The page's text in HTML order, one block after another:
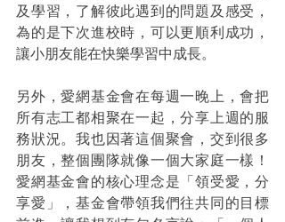
及學習，了解彼此遇到的問題及感受，
為的是下次進校時，可以更順利成功，
讓小朋友能在快樂學習中成長。
另外，愛網基金會在每週一晚上，會把
所有志工都相聚在一起，分享上週的服
務狀況。我也因著這個聚會，交到很多
朋友，整個團隊就像一個大家庭一樣！
愛網基金會的核心理念是「領受愛，分
享愛」，基金會帶領我們往共同的目標